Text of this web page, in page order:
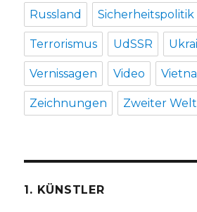
Russland Sicherheitspolitik
Terrorismus UdSSR
Vernissagen Video
Zeichnungen Zweiter
1. KÜNSTLER